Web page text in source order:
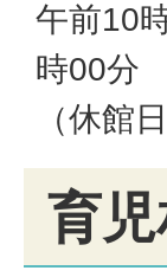
午前10
時00分
（休館
育